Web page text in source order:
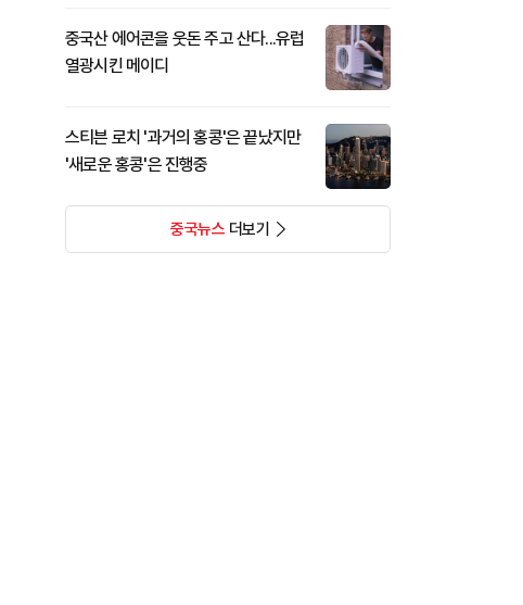
중국산 에어콘을 웃돈 주고 산다...유럽
열광시킨 메이디
스티븐 로치 '과거의 홍콩'은 끝났지만
'새로운 홍콩'은 진행중
중국뉴스더보기